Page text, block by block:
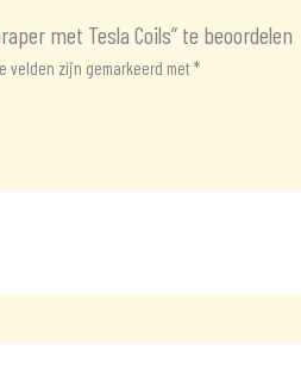
met Tesla Coils” te beoordelen
velden zijn gemarkeerd met*